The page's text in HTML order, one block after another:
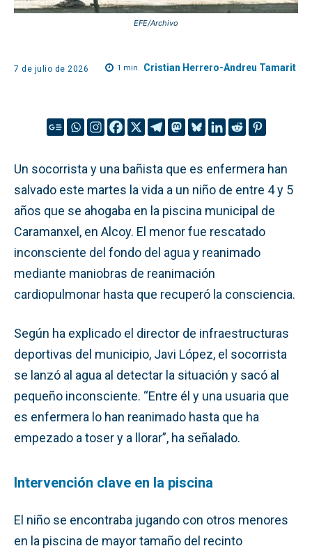
EFE/Archivo
7 de julio de 2026 1 min. Cristian Herrero-Andreu Tamarit
Un socorrista y una bañista que es enfermera han
salvado este martes la vida a un niño de entre 4 y 5
años que se ahogaba en la piscina municipal de
Caramanxel, en Alcoy. El menor fue rescatado
inconsciente del fondo del agua y reanimado
mediante maniobras de reanimación
cardiopulmonar hasta que recuperó la consciencia.
Según ha explicado el director de infraestructuras
deportivas del municipio, Javi López, el socorrista
se lanzó al agua al detectar la situación y sacó al
pequeño inconsciente. “Entre él y una usuaria que
es enfermera lo han reanimado hasta que ha
empezado a toser y a llorar”, ha señalado.
Intervención clave en la piscina
El niño se encontraba jugando con otros menores
en la piscina de mayor tamaño del recinto